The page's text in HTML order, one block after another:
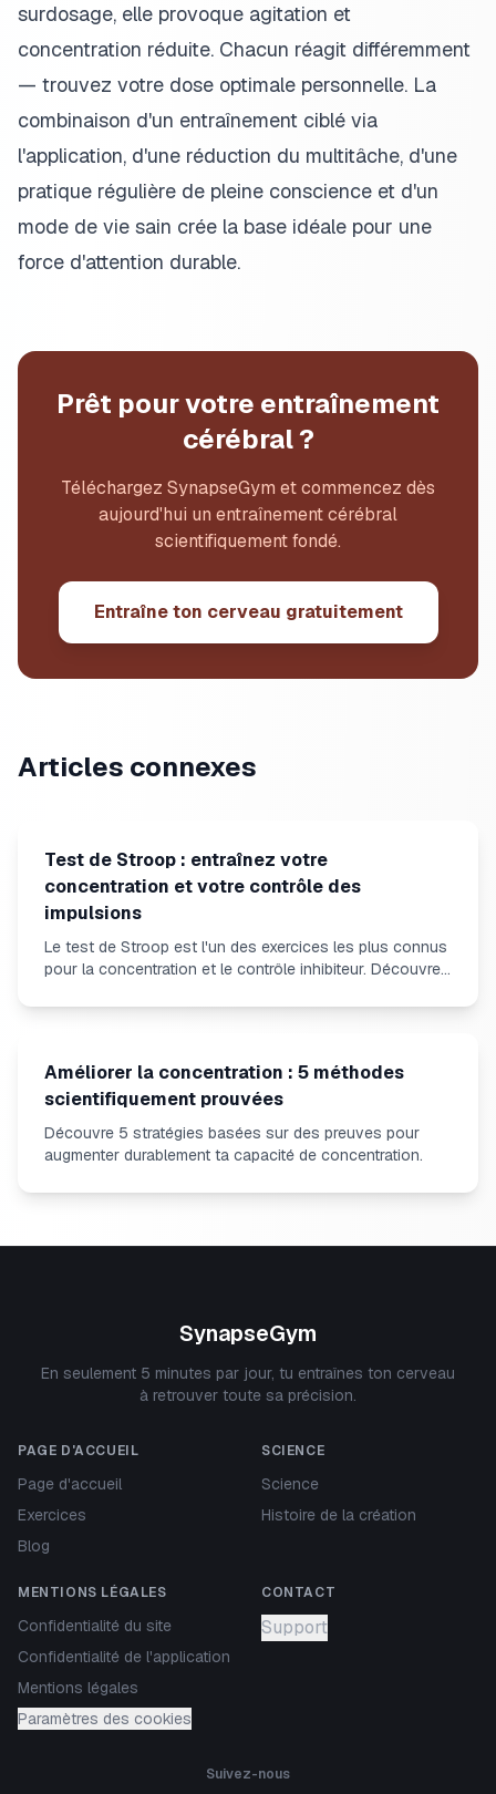
surdosage, elle provoque agitation et
concentration réduite. Chacun réagit différemment
— trouvez votre dose optimale personnelle. La
combinaison d'un entraînement ciblé via
l'application, d'une réduction du multitâche, d'une
pratique régulière de pleine conscience et d'un
mode de vie sain crée la base idéale pour une
force d'attention durable.
Prêt pour votre entraînement
cérébral ?
Téléchargez SynapseGym et commencez dès
aujourd'hui un entraînement cérébral
scientifiquement fondé.
Entraîne ton cerveau gratuitement
Articles connexes
Test de Stroop : entraînez votre
concentration et votre contrôle des
impulsions
Le test de Stroop est l'un des exercices les plus connus
pour la concentration et le contrôle inhibiteur. Découvrez
profiter.
Améliorer la concentration : 5 méthodes
scientifiquement prouvées
Découvre 5 stratégies basées sur des preuves pour
augmenter durablement ta capacité de concentration.
SynapseGym
En seulement 5 minutes par jour, tu entraînes ton cerveau
à retrouver toute sa précision.
PAGE D'ACCUEIL
Page d'accueil
Exercices
Blog
SCIENCE
Science
Histoire de la création
MENTIONS LÉGALES
Confidentialité du site
Confidentialité de l'application
Mentions légales
Paramètres des cookies
CONTACT
Support
Suivez-nous